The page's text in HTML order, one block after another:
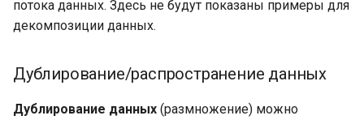
Объявление констант
именованные константы
Автозаполнение в
Полезные типы и пакеты
для ввода-вывода:
для ввода-вывода:
потока данных. Здесь не будут показаны примеры для
декомпозиции данных.
Дублирование/распространение данных
Дублирование данных (размножение) можно